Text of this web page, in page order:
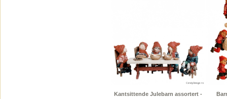
Kantsittende Julebarn assortert -